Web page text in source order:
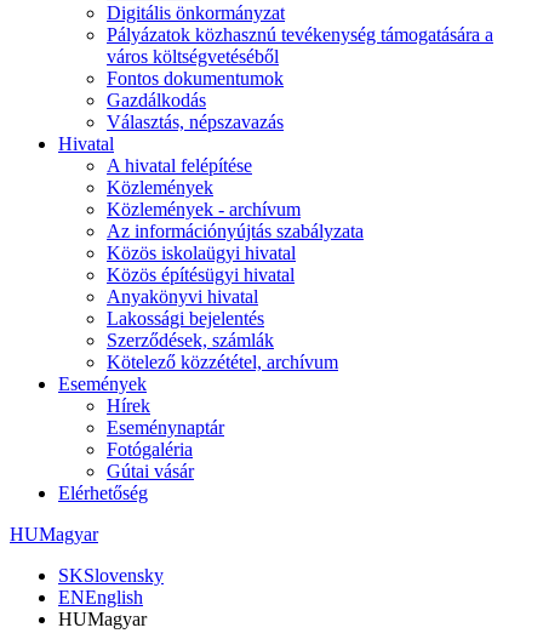
Digitális önkormányzat
Pályázatok közhasznú tevékenység támogatására a
város költségvetéséből
Fontos dokumentumok
Gazdálkodás
Választás, népszavazás
Hivatal
A hivatal felépítése
Közlemények
Közlemények - archívum
Az információnyújtás szabályzata
Közös iskolaügyi hivatal
Közös építésügyi hivatal
Anyakönyvi hivatal
Lakossági bejelentés
Szerződések, számlák
Kötelező közzététel, archívum
Események
Hírek
Eseménynaptár
Fotógaléria
Gútai vásár
Elérhetőség
HUMagyar
SKSlovensky
ENEnglish
HUMagyar